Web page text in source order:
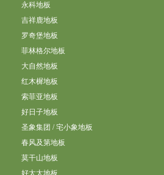
永科地板
吉祥鹿地板
罗奇堡地板
菲林格尔地板
大自然地板
红木樨地板
索菲亚地板
好日子地板
圣象集团 / 宅小象地板
春风及第地板
莫干山地板
好太太地板